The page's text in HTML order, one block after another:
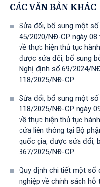
CÁC VĂN BẢN KHÁC
Sửa đổi, bổ sung một
45/2020/NĐ-CP ngày 08
về thực hiện thủ tục
được sửa đổi, bổ sung
Nghị định số 69/2024/
118/2025/NĐ-СР
Sửa đổi, bổ sung một
118/2025/NĐ-CP ngày
về thực hiện thủ tục
cửa liên thông tại Bộ
quốc gia, được sửa đổi,
367/2025/NĐ-СР
Quy định chi tiết một số
nghiệp về chính sách